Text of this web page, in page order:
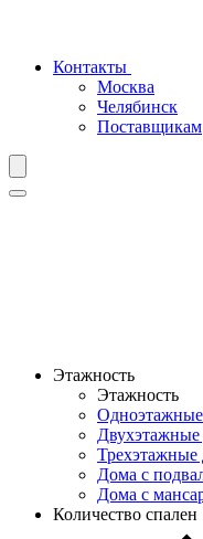
Контакты
Москва
Челябинск
Поставщикам
Этажность
Этажность
Двухэтажные
Трехэтажные
Дома с
Дома с
Количество спален